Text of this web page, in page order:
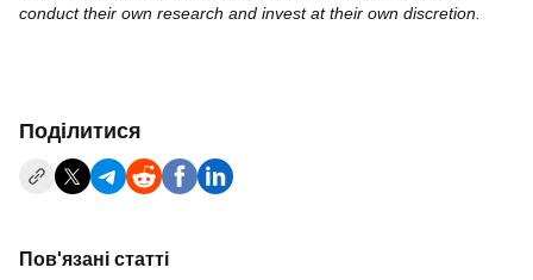
conduct their own research and invest at their own discretion.
Поділитися
Пов'язані статті